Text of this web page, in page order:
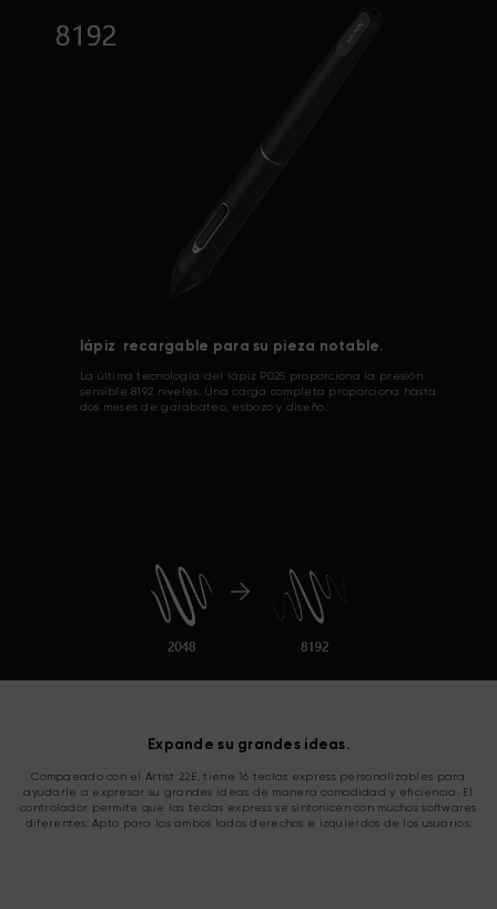
lápiz recargable para su pieza notable.
La última tecnología del lápiz P02S proporciona la presión
sensible 8192 niveles. Una carga completa proporciona hasta
dos meses de garabateo, esbozo y diseño.
Expande su grandes ideas.
Compaeado con el Artist 22E, tiene 16 teclas express personalizables para
ayudarle a expresar su grandes ideas de manera comodidad y eficiencia. El
controlador permite que las teclas express se sintonicen con muchos softwares
diferentes. Apto para los ambos lados derechos e izquierdos de los usuarios.